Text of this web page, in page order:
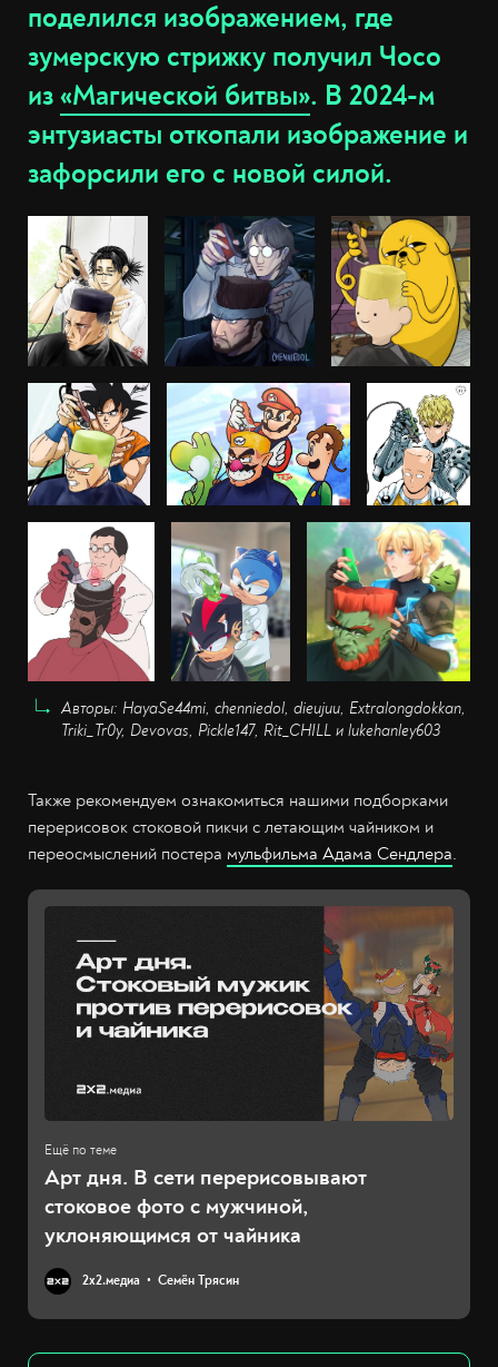
поделился изображением, где
зумерскую стрижку получил Чосо
из«Магической битвы». В 2024-м
энтузиасты откопали изображение и
зафорсили его с новой силой.
Авторы: HayaSe44mi, chenniedol, dieujuu, Extralongdokkan,
Triki_Tr0y, Devovas, Pickle147, Rit_CHILL и lukehanley603
Также рекомендуем ознакомиться нашими подборками
перерисовок стоковой пикчи с летающим чайником и
переосмыслений постера мульфильма Адама Сендлера.
Арт дня. В сети перерисовывают
стоковое фото с мужчиной,
уклоняющимся от чайника
2х2.медиа Семён Трясин